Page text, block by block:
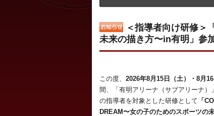
＜指導者向け研修＞
未来の描き方〜in有明」参
この度、 2026年8月15日（土）・8月16
間、「有明アリーナ（サブアリーナ）
の指導者を対象とした研修として 「
DREAM〜女の子のためのスポーツの